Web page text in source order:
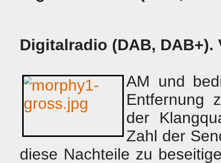
Digitalradio (DAB,
AM und
Entfernung
der
Zahl der
diese Nachteile zu